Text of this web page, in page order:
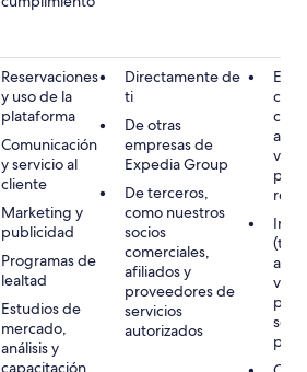
Reservaciones
y uso de la
plataforma
Comunicación
y servicio al
cliente
Marketing y
publicidad
Programas de
lealtad
Estudios de
mercado,
análisis y
capacitación
Directamente de
ti
De otras
empresas de
Expedia Group
De terceros,
como nuestros
socios
comerciales,
afiliados y
proveedores de
servicios
autorizados